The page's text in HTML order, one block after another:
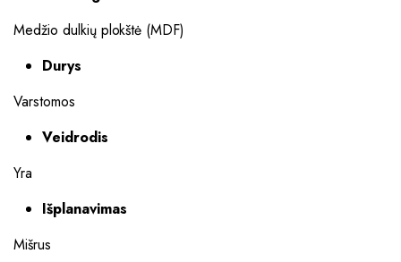
Medžio dulkių plokštė (MDF)
Durys
Varstomos
Veidrodis
Yra
Išplanavimas
Mišrus